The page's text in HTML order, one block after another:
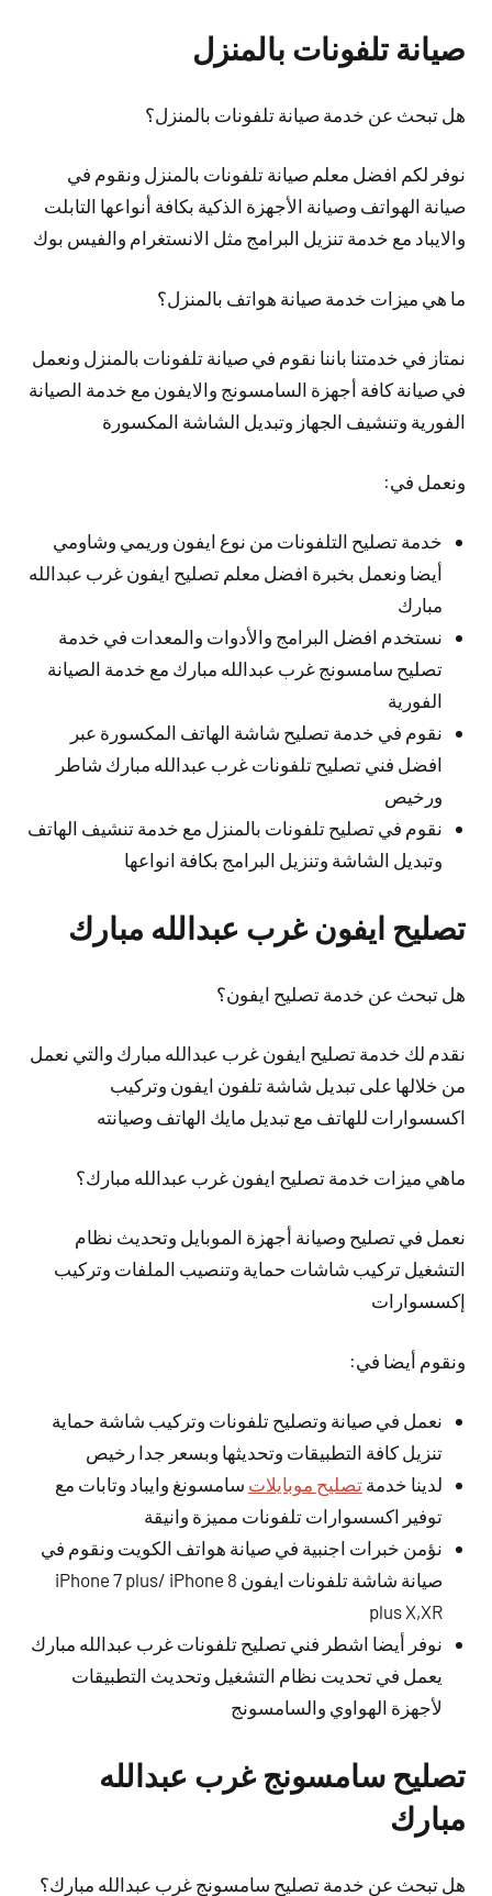
صيانة تلفونات بالمنزل
هل تبحث عن خدمة صيانة تلفونات بالمنزل؟
نوفر لكم افضل معلم صيانة تلفونات بالمنزل ونقوم في
صيانة الهواتف وصيانة الأجهزة الذكية بكافة أنواعها التابلت
والايباد مع خدمة تنزيل البرامج مثل الانستغرام والفيس بوك
ما هي ميزات خدمة صيانة هواتف بالمنزل؟
نمتاز في خدمتنا باننا نقوم في صيانة تلفونات بالمنزل ونعمل
في صيانة كافة أجهزة السامسونج والايفون مع خدمة الصيانة
الفورية وتنشيف الجهاز وتبديل الشاشة المكسورة
ونعمل في:
خدمة تصليح التلفونات من نوع ايفون وريمي وشاومي
أيضا ونعمل بخبرة افضل معلم تصليح ايفون غرب عبدالله
مبارك
نستخدم افضل البرامج والأدوات والمعدات في خدمة
تصليح سامسونج غرب عبدالله مبارك مع خدمة الصيانة
الفورية
نقوم في خدمة تصليح شاشة الهاتف المكسورة عبر
افضل فني تصليح تلفونات غرب عبدالله مبارك شاطر
ورخيص
نقوم في تصليح تلفونات بالمنزل مع خدمة تنشيف الهاتف
وتبديل الشاشة وتنزيل البرامج بكافة انواعها
تصليح ايفون غرب عبدالله مبارك
هل تبحث عن خدمة تصليح ايفون؟
نقدم لك خدمة تصليح ايفون غرب عبدالله مبارك والتي نعمل
من خلالها على تبديل شاشة تلفون ايفون وتركيب
اكسسوارات للهاتف مع تبديل مايك الهاتف وصيانته
ماهي ميزات خدمة تصليح ايفون غرب عبدالله مبارك؟
نعمل في تصليح وصيانة أجهزة الموبايل وتحديث نظام
التشغيل تركيب شاشات حماية وتنصيب الملفات وتركيب
إكسسوارات
ونقوم أيضا في:
نعمل في صيانة وتصليح تلفونات وتركيب شاشة حماية
تنزيل كافة التطبيقات وتحديثها وبسعر جدا رخيص
لدينا خدمةتصليح موبايلات سامسونغ وايباد وتابات مع
توفير اكسسوارات تلفونات مميزة وانيقة
نؤمن خبرات اجنبية في صيانة هواتف الكويت ونقوم في
صيانة شاشة تلفونات ايفون iPhone 7 plus/ iPhone 8
plus X,XR
نوفر أيضا اشطر فني تصليح تلفونات غرب عبدالله مبارك
يعمل في تحديت نظام التشغيل وتحديث التطبيقات
لأجهزة الهواوي والسامسونج
تصليح سامسونج غرب عبدالله
مبارك
هل تبحث عن خدمة تصليح سامسونج غرب عبدالله مبارك؟